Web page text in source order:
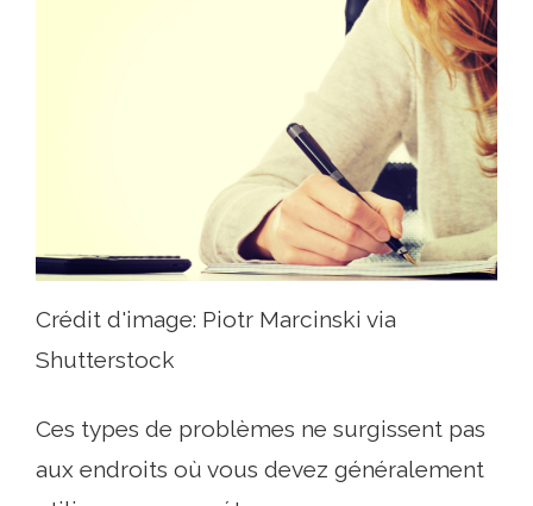
Crédit d'image: Piotr Marcinski via
Shutterstock
Ces types de problèmes ne surgissent pas
aux endroits où vous devez généralement